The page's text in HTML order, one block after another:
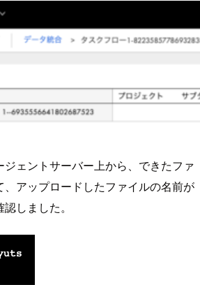
ェントサーバー上から、できたファ
、アップロードしたファイルの名前が
しました。